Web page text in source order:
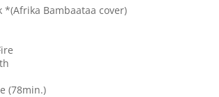
*(Afrika Bambaataa cover)
(78min.)